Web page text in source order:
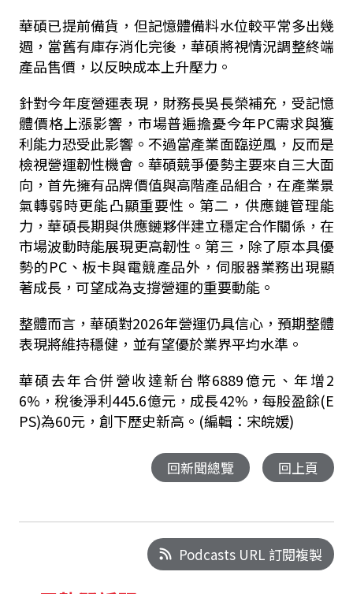
華碩已提前備貨，但記憶體備料水位較平常多出幾
週，當舊有庫存消化完後，華碩將視情況調整終端
產品售價，以反映成本上升壓力。
針對今年度營運表現，財務長吳長榮補充，受記憶
體價格上漲影響，市場普遍擔憂今年PC需求與獲
利能力恐受此影響。不過當產業面臨逆風，反而是
檢視營運韌性機會。華碩競爭優勢主要來自三大面
向，首先擁有品牌價值與高階產品組合，在產業景
氣轉弱時更能凸顯重要性。第二，供應鏈管理能
力，華碩長期與供應鏈夥伴建立穩定合作關係，在
市場波動時能展現更高韌性。第三，除了原本具優
勢的PC、板卡與電競產品外，伺服器業務出現顯
著成長，可望成為支撐營運的重要動能。
整體而言，華碩對2026年營運仍具信心，預期整體
表現將維持穩健，並有望優於業界平均水準。
華碩去年合併營收達新台幣6889億元、年增2
6%，稅後淨利445.6億元，成長42%，每股盈餘(E
PS)為60元，創下歷史新高。(編輯：宋皖媛)
回新聞總覽 回上頁
Podcasts URL 訂閱複製